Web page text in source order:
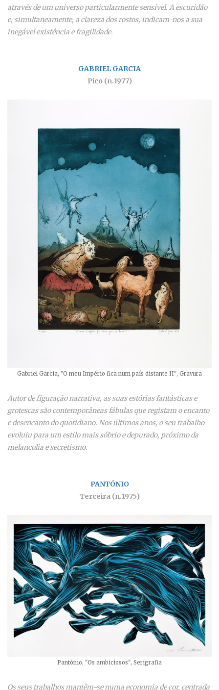
através de um universo particularmente sensível. A escuridão
e, simultaneamente, a clareza dos rostos, indicam-nos a sua
inegável existência e fragilidade.
GABRIEL GARCIA
Pico (n.1977)
Gabriel Garcia, "O meu Império fica num país distante II", Gravura
Autor de figuração narrativa, as suas estórias fantásticas e
grotescas são contemporâneas fábulas que registam o encanto
e desencanto do quotidiano. Nos últimos anos, o seu trabalho
evoluiu para um estilo mais sóbrio e depurado, próximo da
melancolia e secretismo.
PANTÓNIO
Terceira (n.1975)
Pantónio, "Os ambiciosos", Serigrafia
Os seus trabalhos mantêm-se numa economia de cor, centrada